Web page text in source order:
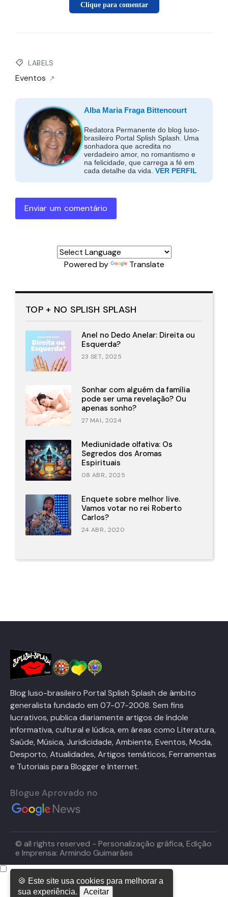
Clique para comentar
LABELS
Eventos
Alba Maria Fraga Bittencourt
Redatora Permanente do blog luso-
brasileiro Portal Splish Splash. Uma
sonhadora que acredita no
verdadeiro amor, no romantismo e
na felicidade, que carrega a fé em
cada detalhe da vida. VER PERFIL
Enviar um comentário
Powered by Translate
TOP + NO SPLISH SPLASH
Anel no Dedo Anelar: Direita ou
Esquerda?
23 SET., 2025
Sonhar com alguém da família
pode ser uma revelação? Ou
apenas sonho?
27 MAI., 2024
Mediunidade olfativa: Os
Segredos dos Aromas
Espirituais
08 ABR., 2025
Enquete sobre melhor live.
Vamos votar no rei Roberto
Carlos?
24 ABR., 2020
Blog luso-brasileiro Portal Splish Splash de âmbito
generalista fundado em 07-07-2008. Sem fins
lucrativos, publica diariamente artigos de índole
informativa, cultural e lúdica, em áreas como Literatura,
Saúde, Música, Juridicidade, Ambiente, Eventos, Moda,
Desporto, Atualidades, Artigos temáticos, Ferramentas
e Tutoriais para Blogger e Internet.
Blogue Aprovado no
© all rights reserved - Personalização gráfica, Edição
e Imprensa: Armindo Guimarães
🍪 Este site usa cookies para melhorar a
sua experiência.
Aceitar